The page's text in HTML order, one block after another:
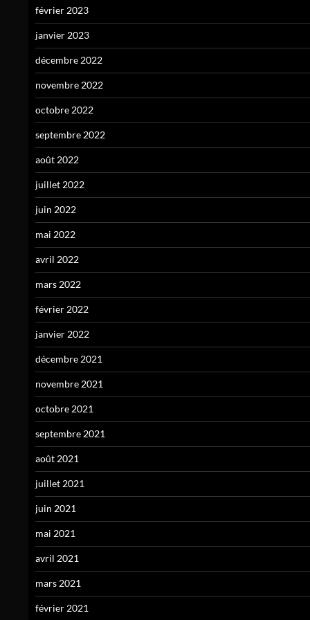
février 2023
janvier 2023
décembre 2022
novembre 2022
octobre 2022
septembre 2022
août 2022
juillet 2022
juin 2022
mai 2022
avril 2022
mars 2022
février 2022
janvier 2022
décembre 2021
novembre 2021
octobre 2021
septembre 2021
août 2021
juillet 2021
juin 2021
mai 2021
avril 2021
mars 2021
février 2021